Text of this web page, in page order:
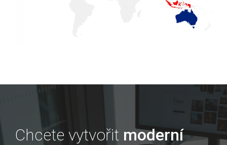
Chcete vytvořit moderní